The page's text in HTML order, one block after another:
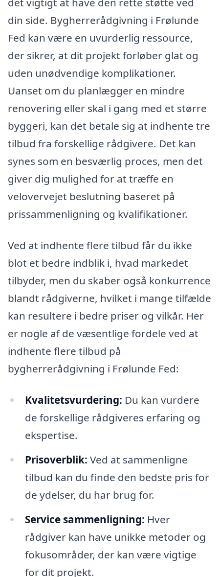
din side. Bygherrerådgivning i Frølunde
Fed kan være en uvurderlig ressource,
der sikrer, at dit projekt forløber glat og
uden unødvendige komplikationer.
Uanset om du planlægger en mindre
renovering eller skal i gang med et større
byggeri, kan det betale sig at indhente tre
tilbud fra forskellige rådgivere. Det kan
synes som en besværlig proces, men det
giver dig mulighed for at træffe en
velovervejet beslutning baseret på
prissammenligning og kvalifikationer.
Ved at indhente flere tilbud får du ikke
blot et bedre indblik i, hvad markedet
tilbyder, men du skaber også konkurrence
blandt rådgiverne, hvilket i mange tilfælde
kan resultere i bedre priser og vilkår. Her
er nogle af de væsentlige fordele ved at
indhente flere tilbud på
bygherrerådgivning i Frølunde Fed:
Kvalitetsvurdering: Du kan vurdere
de forskellige rådgiveres erfaring og
ekspertise.
Prisoverblik: Ved at sammenligne
tilbud kan du finde den bedste pris for
de ydelser, du har brug for.
Service sammenligning: Hver
rådgiver kan have unikke metoder og
fokusområder, der kan være vigtige
for dit projekt.